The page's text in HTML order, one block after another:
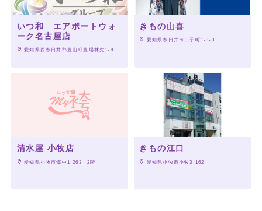
いつ和 エアポートウォ
ーク名古屋店
愛知県西春日井郡豊山町豊場林先1-8
きもの山喜
愛知県春日井市二子町1-3-3
清水屋 小牧店
愛知県小牧市郷中1-263　2階
きもの江口
愛知県小牧市小牧3-162